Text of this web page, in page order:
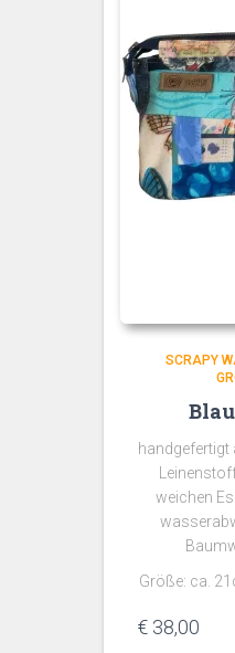
SCRAPY
weichen
Größe: ca.
€ 38,00